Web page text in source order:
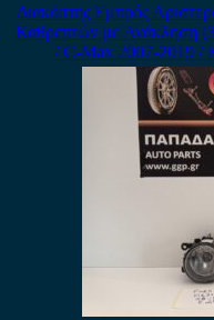
Διακόπτης Εμπρός
Καθρεπτών με Ανάκληση
/ C-Max 2007-2019 /